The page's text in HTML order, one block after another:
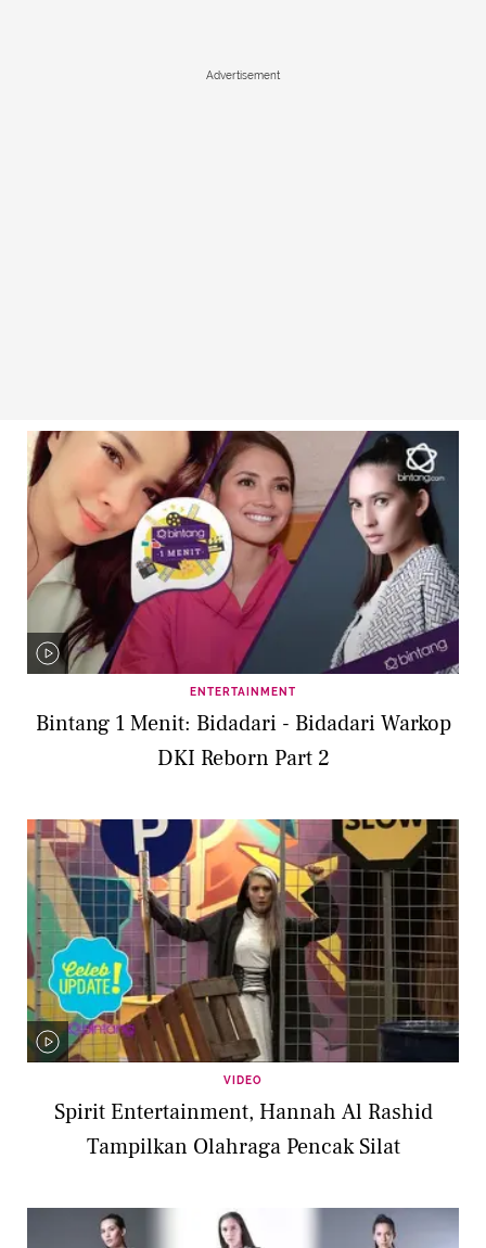
Advertisement
ENTERTAINMENT
Bintang 1 Menit: Bidadari - Bidadari Warkop
DKI Reborn Part 2
VIDEO
Spirit Entertainment, Hannah Al Rashid
Tampilkan Olahraga Pencak Silat